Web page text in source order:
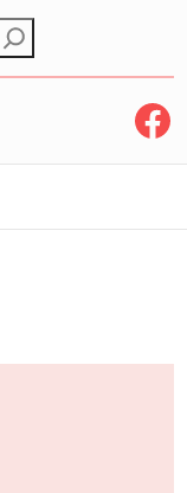
E
Facebook